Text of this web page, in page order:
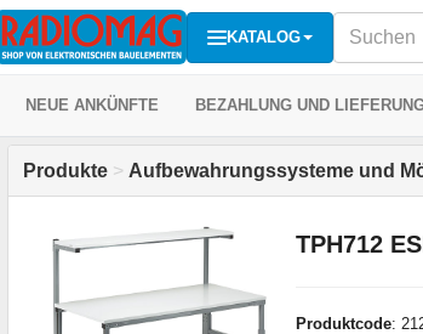
KATALOG
NEUE ANKÜNFTE BEZAHLUNG UND
Produkte > Aufbewahrungssysteme und
TPH712
Produktcode: